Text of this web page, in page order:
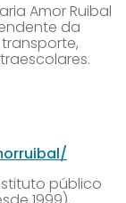
Amor Ruibal
da
público